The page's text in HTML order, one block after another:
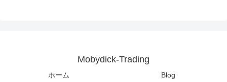
Mobydick-Trading
ホーム
Blog